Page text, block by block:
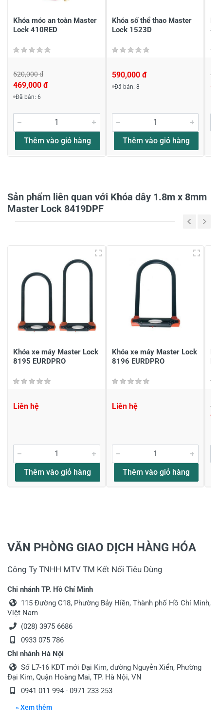
Viết nhận xét về sản phẩm
Đánh giá sao
Tiêu đề của nhận xét *
Gửi nhận xét
Khóa móc an toàn Master
Lock 410RED
520,000 đ
469,000 đ
Đã bán: 6
Thêm vào giỏ hàng
Khóa số thể thao Master
Lock 1523D
590,000 đ
Đã bán: 8
Thêm vào giỏ hàng
Sản phẩm liên quan với Khóa dây 1.8m x 8mm
Master Lock 8419DPF
Khóa xe máy Master Lock
8195 EURDPRO
Liên hệ
Thêm vào giỏ hàng
Khóa xe máy Master Lock
8196 EURDPRO
Liên hệ
Thêm vào giỏ hàng
VĂN PHÒNG GIAO DỊCH HÀNG HÓA
Công Ty TNHH MTV TM Kết Nối Tiêu Dùng
Chi nhánh TP. Hồ Chí Minh
115 Đường C18, Phường Bảy Hiền, Thành phố Hồ Chí Minh,
Việt Nam
(028) 3975 6686
0933 075 786
Chi nhánh Hà Nội
Số L7-16 KĐT mới Đại Kim, đường Nguyễn Xiển, Phường
Đại Kim, Quận Hoàng Mai, TP. Hà Nội, VN
0941 011 994 - 0971 233 253
» Xem thêm